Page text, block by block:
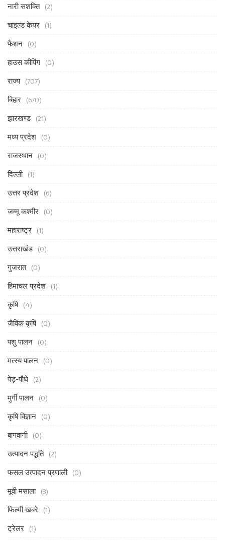
नारी सशक्ति (2)
चाइल्ड केयर (1)
फैशन (0)
हाउस कीपिंग (0)
राज्य (707)
बिहार (670)
झारखण्ड (21)
मध्य प्रदेश (0)
राजस्थान (0)
दिल्ली (1)
उत्तर प्रदेश (6)
जम्मू कश्मीर (0)
महाराष्ट्र (1)
उत्तराखंड (0)
गुजरात (0)
हिमाचल प्रदेश (1)
कृषि (4)
जैविक कृषि (0)
पशु पालन (0)
मत्स्य पालन (0)
पेड़-पौधे (2)
मुर्गी पालन (0)
कृषि विज्ञान (0)
बागवानी (0)
उत्पादन पद्धति (2)
फसल उत्पादन प्रणाली (0)
मूवी मसाला (3)
फिल्मी खबरे (1)
ट्रेलर (1)